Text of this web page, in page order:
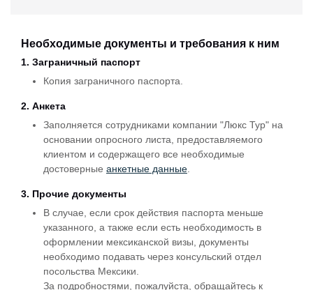
Необходимые документы и требования к ним
1. Заграничный паспорт
Копия заграничного паспорта.
2. Анкета
Заполняется сотрудниками компании "Люкс Тур" на
основании опросного листа, предоставляемого
клиентом и содержащего все необходимые
достоверные анкетные данные
3. Прочие документы
В случае, если срок действия паспорта меньше
указанного, а также если есть необходимость в
оформлении мексиканской визы, документы
необходимо подавать через консульский отдел
посольства Мексики.
За подробностями, пожалуйста, обращайтесь к